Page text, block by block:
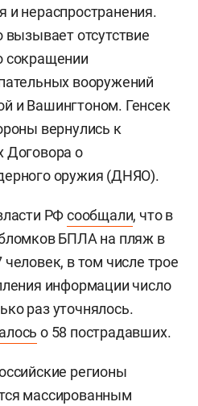
и нераспространения.
вызывает отсутствие
сокращении
вооружений
и Вашингтоном. Генсек
вернулись к
Договора о
оружия (ДНЯО).
РФсообщали, что в
БПЛА на пляж в
в том числе трое
информации число
раз уточнялось.
о 58 пострадавших.
регионы
массированным